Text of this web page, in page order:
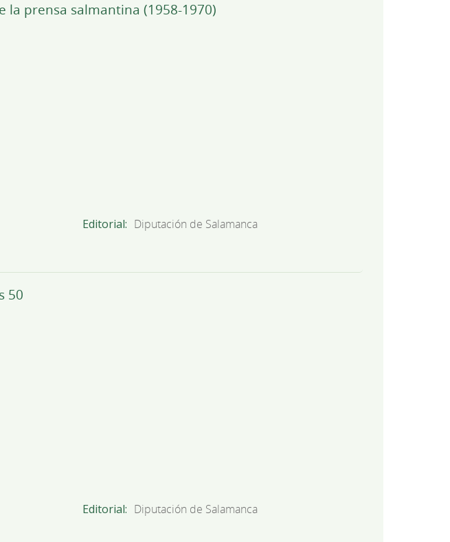
la prensa salmantina (1958-1970)
Editorial
Diputación de Salamanca
50
Editorial
Diputación de Salamanca